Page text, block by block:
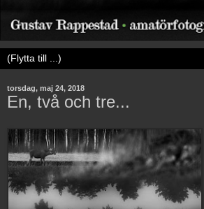
torsdag, maj 24, 2018
En, två och tre...